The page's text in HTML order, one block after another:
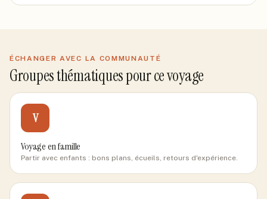
ÉCHANGER AVEC LA COMMUNAUTÉ
Groupes thématiques pour ce voyage
V
Voyage en famille
Partir avec enfants : bons plans, écueils, retours d'expérience.